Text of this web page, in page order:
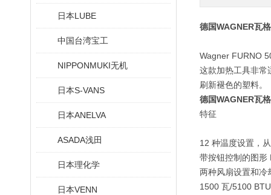
日本LUBE
中国台湾宝工
NIPPONMUKI无机
日本S-VANS
日本ANELVA
ASADA浅田
日本理化学
日本VENN
德国WAGNER瓦
Wagner FURNO
这款加热工具非常
刷新褪色的塑料。
德国WAGNER瓦
特征
12 种温度设置，
带按钮控制的图形
两种风扇设置和冷
1500 瓦/5100 BTU